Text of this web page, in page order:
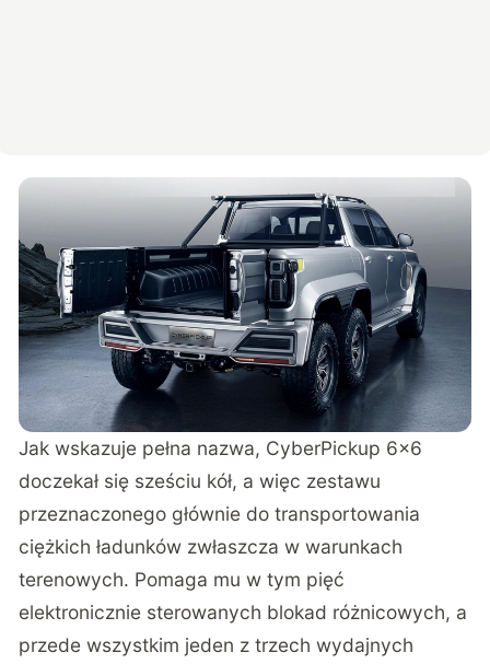
Jak wskazuje pełna nazwa, CyberPickup 6×6
doczekał się sześciu kół, a więc zestawu
przeznaczonego głównie do transportowania
ciężkich ładunków zwłaszcza w warunkach
terenowych. Pomaga mu w tym pięć
elektronicznie sterowanych blokad różnicowych, a
przede wszystkim jeden z trzech wydajnych